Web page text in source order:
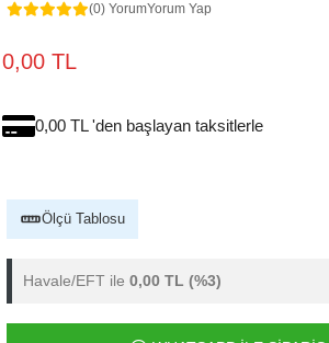
(0) YorumYorum Yap
0,00 TL
0,00 TL 'den başlayan taksitlerle
Ölçü Tablosu
Havale/EFT ile 0,00 TL (%3)